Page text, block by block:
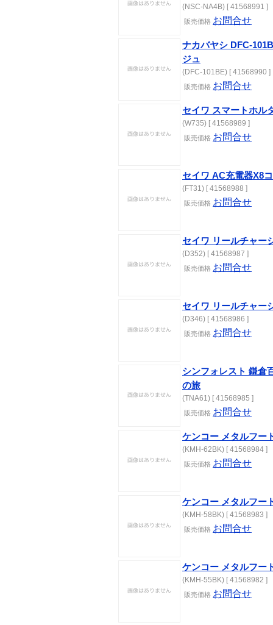
(NSC-NA4B) [ 41568991 ]
販売価格 お問合せ
ナカバヤシ DFC-
ジュ
(DFC-101BE) [ 41568990 ]
販売価格 お問合せ
セイワ スマートホル
(W735) [ 41568989 ]
販売価格 お問合せ
セイワ AC充電器X8
(FT31) [ 41568988 ]
販売価格 お問合せ
セイワ リールチャー
(D352) [ 41568987 ]
販売価格 お問合せ
セイワ リールチャー
(D346) [ 41568986 ]
販売価格 お問合せ
シンフォレスト 鎌倉
の旅
(TNA61) [ 41568985 ]
販売価格 お問合せ
ケンコー メタルフー
(KMH-62BK) [ 41568984 ]
販売価格 お問合せ
ケンコー メタルフー
(KMH-58BK) [ 41568983 ]
販売価格 お問合せ
ケンコー メタルフー
(KMH-55BK) [ 41568982 ]
販売価格 お問合せ